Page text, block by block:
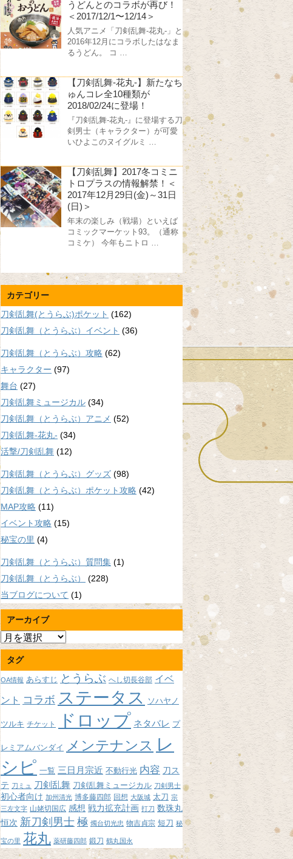
うどんとのコラボが再び！
＜2017/12/1〜12/14＞
人気アニメ「刀剣乱舞-花丸-」と
2016年12月にコラボしたはなま
るうどん。 コ …
【刀剣乱舞-花丸-】新たなち
ゅんコレ全10種類が
2018/02/24に登場！
『刀剣乱舞-花丸-』に登場する刀
剣男士（キャラクター）が可愛
いひよこのヌイグルミ …
【刀剣乱舞】2017冬コミニ
トロプラスの情報解禁！＜
2017年12月29日(金)～31日
(日)＞
年末の楽しみ（戦場）といえば
コミックマーケット93。（通称
コミケ） 今年もニトロ …
カテゴリー
刀剣乱舞(とうらぶ)ポケット (162)
刀剣乱舞（とうらぶ）イベント (36)
刀剣乱舞（とうらぶ）攻略 (62)
キャラクター (97)
舞台 (27)
刀剣乱舞ミュージカル (34)
刀剣乱舞（とうらぶ）アニメ (52)
刀剣乱舞-花丸- (34)
活撃/刀剣乱舞 (12)
刀剣乱舞（とうらぶ）グッズ (98)
刀剣乱舞（とうらぶ）ポケット攻略 (42)
MAP攻略 (11)
イベント攻略 (15)
秘宝の里 (4)
刀剣乱舞（とうらぶ）質問集 (1)
刀剣乱舞（とうらぶ）
(228)
当ブログについて (1)
アーカイブ
ア
ー
カ
イ
ブ
タグ
OA情報 あらすじ とうらぶ へし切長谷部 イベ
ント コラボ ステータス ソハヤノ
ツルキ チケット ドロップ ネタバレ プ
レミアムバンダイ メンテナンス レ
シピ 一覧 三日月宗近 不動行光 内容 刀ス
テ 刀ミュ 刀剣乱舞 刀剣乱舞ミュージカル 刀剣男士
初心者向け 加州清光 博多藤四郎 回想 大阪城 太刀 宗
三左文字 山姥切国広 感想 戦力拡充計画 打刀 数珠丸
恒次 新刀剣男士 極 燭台切光忠 物吉貞宗 短刀 秘
宝の里 花丸 薬研藤四郎 鍛刀 鶴丸国永